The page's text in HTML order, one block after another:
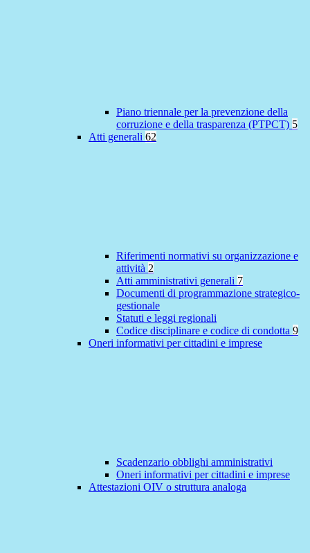
Piano triennale per la prevenzione della
corruzione e della trasparenza (PTPCT) 5
Atti generali 62
Riferimenti normativi su organizzazione e
attività 2
Atti amministrativi generali 7
Documenti di programmazione strategico-
gestionale
Statuti e leggi regionali
Codice disciplinare e codice di condotta 9
Oneri informativi per cittadini e imprese
Scadenzario obblighi amministrativi
Oneri informativi per cittadini e imprese
Attestazioni OIV o struttura analoga